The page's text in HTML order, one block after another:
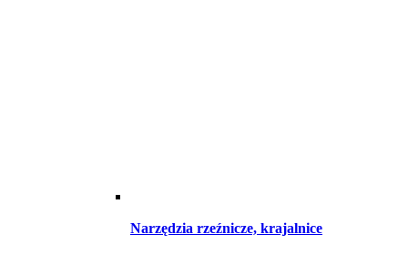
Narzędzia rzeźnicze, krajalnice